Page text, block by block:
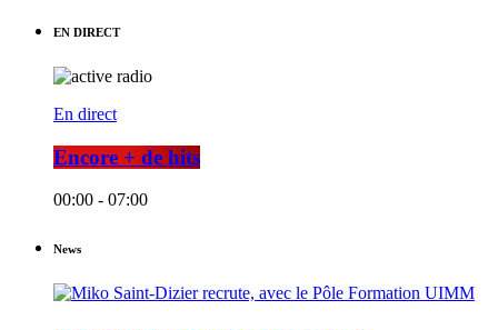
EN DIRECT
En direct
Encore + de hits
00:00 - 07:00
News